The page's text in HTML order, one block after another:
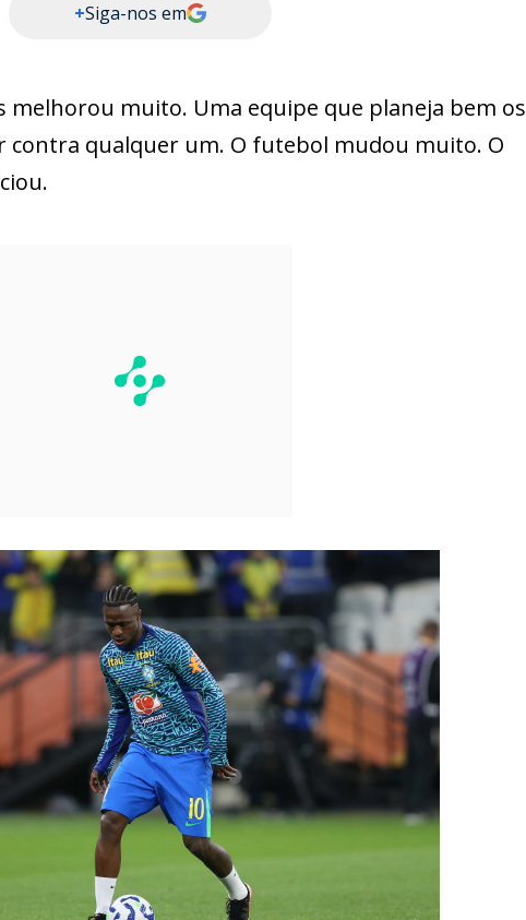
+Siga-nos em
melhorou muito. Uma equipe que planeja bem os
contra qualquer um. O futebol mudou muito. O